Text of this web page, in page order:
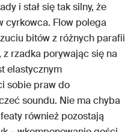
i stał się tak silny, że
cyrkowca. Flow polega
bitów z różnych parafii
z rzadka porywając się na
elastycznym
sobie praw do
soundu. Nie ma chyba
również pozostają